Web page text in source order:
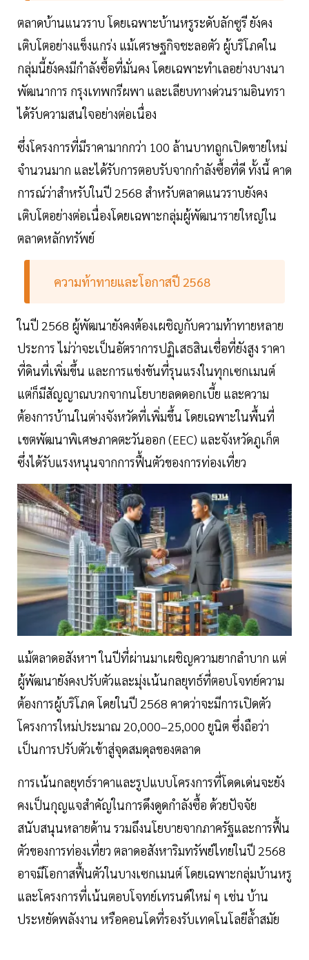
ตลาดบ้านแนวราบ โดยเฉพาะบ้านหรูระดับลักซูรี ยังคง
เติบโตอย่างแข็งแกร่ง แม้เศรษฐกิจชะลอตัว ผู้บริโภคใน
กลุ่มนี้ยังคงมีกำลังซื้อที่มั่นคง โดยเฉพาะทำเลอย่างบางนา
พัฒนาการ กรุงเทพกรีผพา และเลียบทางด่วนรามอินทรา
ได้รับความสนใจอย่างต่อเนื่อง
ซึ่งโครงการที่มีราคามากกว่า 100 ล้านบาทถูกเปิดขายใหม่
จำนวนมาก และได้รับการตอบรับจากกำลังซื้อที่ดี ทั้งนี้ คาด
การณ์ว่าสำหรับในปี 2568 สำหรับตลาดแนวราบยังคง
เติบโตอย่างต่อเนื่องโดยเฉพาะกลุ่มผู้พัฒนารายใหญ่ใน
ตลาดหลักทรัพย์
ความท้าทายและโอกาสปี 2568
ในปี 2568 ผู้พัฒนายังคงต้องเผชิญกับความท้าทายหลาย
ประการ ไม่ว่าจะเป็นอัตราการปฏิเสธสินเชื่อที่ยังสูง ราคา
ที่ดินที่เพิ่มขึ้น และการแข่งขันที่รุนแรงในทุกเซกเมนต์
แต่ก็มีสัญญาณบวกจากนโยบายลดดอกเบี้ย และความ
ต้องการบ้านในต่างจังหวัดที่เพิ่มขึ้น โดยเฉพาะในพื้นที่
เขตพัฒนาพิเศษภาคตะวันออก (EEC) และจังหวัดภูเก็ต
ซึ่งได้รับแรงหนุนจากการฟื้นตัวของการท่องเที่ยว
แม้ตลาดอสังหาฯ ในปีที่ผ่านมาเผชิญความยากลำบาก แต่
ผู้พัฒนายังคงปรับตัวและมุ่งเน้นกลยุทธ์ที่ตอบโจทย์ความ
ต้องการผู้บริโภค โดยในปี 2568 คาดว่าจะมีการเปิดตัว
โครงการใหม่ประมาณ 20,000–25,000 ยูนิต ซึ่งถือว่า
เป็นการปรับตัวเข้าสู่จุดสมดุลของตลาด
การเน้นกลยุทธ์ราคาและรูปแบบโครงการที่โดดเด่นจะยัง
คงเป็นกุญแจสำคัญในการดึงดูดกำลังซื้อ ด้วยปัจจัย
สนับสนุนหลายด้าน รวมถึงนโยบายจากภาครัฐและการฟื้น
ตัวของการท่องเที่ยว ตลาดอสังหาริมทรัพย์ไทยในปี 2568
อาจมีโอกาสฟื้นตัวในบางเซกเมนต์ โดยเฉพาะกลุ่มบ้านหรู
และโครงการที่เน้นตอบโจทย์เทรนด์ใหม่ ๆ เช่น บ้าน
ประหยัดพลังงาน หรือคอนโดที่รองรับเทคโนโลยีล้ำสมัย